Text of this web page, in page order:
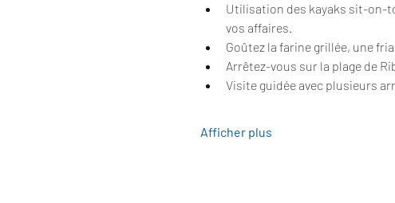
Utilisation des kayaks sit-on-
vos affaires.
Goûtez la farine grillée, une
Arrêtez-vous sur la plage de
Visite guidée avec plusieurs
Afficher plus